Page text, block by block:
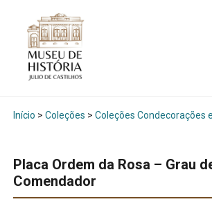
Início > Coleções > Coleções Condecorações
Placa Ordem da Rosa – Grau
Comendador